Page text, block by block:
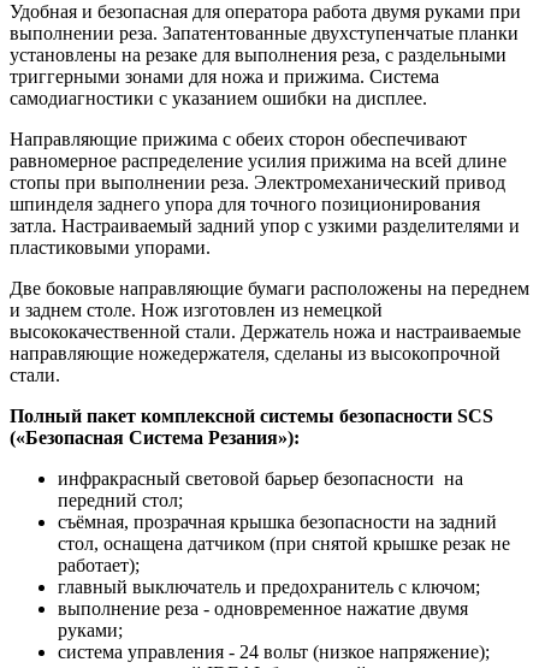
Удобная и безопасная для оператора работа двумя руками при
выполнении реза. Запатентованные двухступенчатые планки
установлены на резаке для выполнения реза, с раздельными
триггерными зонами для ножа и прижима. Система
самодиагностики с указанием ошибки на дисплее.
Направляющие прижима с обеих сторон обеспечивают
равномерное распределение усилия прижима на всей длине
стопы при выполнении реза. Электромеханический привод
шпинделя заднего упора для точного позиционирования
затла. Настраиваемый задний упор с узкими разделителями и
пластиковыми упорами.
Две боковые направляющие бумаги расположены на переднем
и заднем столе. Нож изготовлен из немецкой
высококачественной стали. Держатель ножа и настраиваемые
направляющие ножедержателя, сделаны из высокопрочной
стали.
Полный пакет комплексной системы безопасности SCS
(«Безопасная Система Резания»):
инфракрасный световой барьер безопасности на
передний стол;
съёмная, прозрачная крышка безопасности на задний
стол, оснащена датчиком (при снятой крышке резак не
работает);
главный выключатель и предохранитель с ключом;
выполнение реза - одновременное нажатие двумя
руками;
система управления - 24 вольт (низкое напряжение);